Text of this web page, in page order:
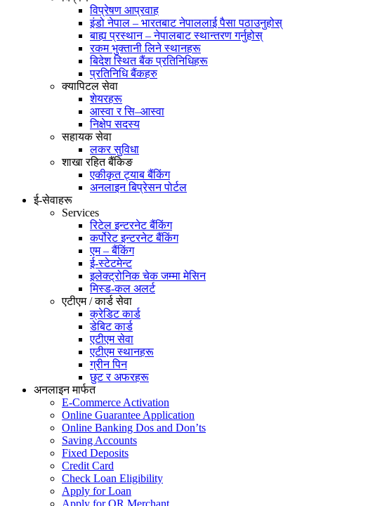
विप्रेषण आप्रवाह
इंडो नेपाल – भारतबाट नेपाललाई पैसा पठाउनुहोस्
बाह्य प्रस्थान – नेपालबाट स्थान्तरण गर्नुहोस्
रकम भुक्तानी लिने स्थानहरू
बिदेश स्थित बैंक प्रतिनिधिहरू
प्रतिनिधि बैंकहरु
क्यापिटल सेवा
शेयरहरू
आस्वा र सि–आस्वा
निक्षेप सदस्य
सहायक सेवा
लकर सुविधा
शाखा रहित बैंकिङ
एकीकृत ट्याब बैंकिंग
अनलाइन बिप्रेसन पोर्टल
ई-सेवाहरू
Services
रिटेल इन्टरनेट बैंकिंग
कर्पोरेट इन्टरनेट बैंकिंग
एम – बैंकिंग
ई-स्टेटमेन्ट
इलेक्ट्रोनिक चेक जम्मा मेसिन
मिस्ड-कल अलर्ट
एटीएम / कार्ड सेवा
क्रेडिट कार्ड
डेबिट कार्ड
एटीएम सेवा
एटीएम स्थानहरू
ग्रीन पिन
छुट र अफरहरू
अनलाइन मार्फत
E-Commerce Activation
Online Guarantee Application
Online Banking Dos and Don’ts
Saving Accounts
Fixed Deposits
Credit Card
Check Loan Eligibility
Apply for Loan
Apply for QR Merchant